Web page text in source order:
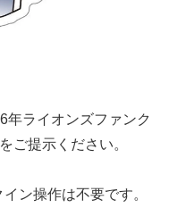
年ライオンズファンク
ご提示ください。
ン操作は不要です。